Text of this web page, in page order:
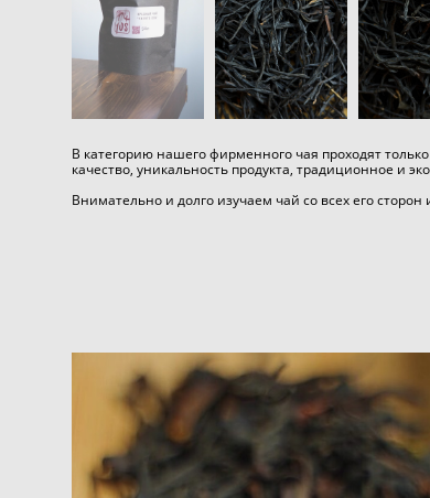
В категорию нашего фирменного чая проходят
качество, уникальность продукта, традиционное и
Внимательно и долго изучаем чай со всех его